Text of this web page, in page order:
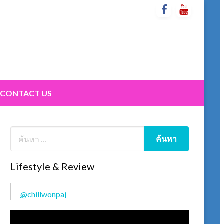
CONTACT US
Lifestyle & Review
@chillwonpai